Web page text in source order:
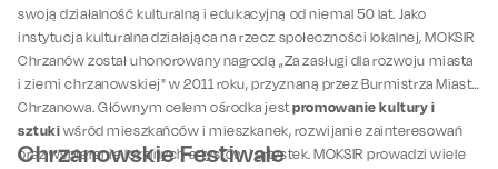
swoją działalność kulturalną i edukacyjną od niemal 50 lat. Jako
instytucja kulturalna działająca na rzecz społeczności lokalnej, MOKSIR
Chrzanów został uhonorowany nagrodą „Za zasługi dla rozwoju miasta
i ziemi chrzanowskiej" w 2011 roku, przyznaną przez Burmistrza Miasta
Chrzanowa. Głównym celem ośrodka jestpromowanie kultury i
sztuki wśród mieszkańców i mieszkanek, rozwijanie zainteresowań
oraz wspieranie lokalnych artystów i artystek. MOKSIR prowadzi wiele
Chrzanowskie Festiwale